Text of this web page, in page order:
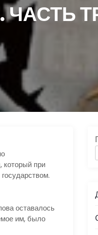
ЧАСТЬ
который при
оставалось
им, было